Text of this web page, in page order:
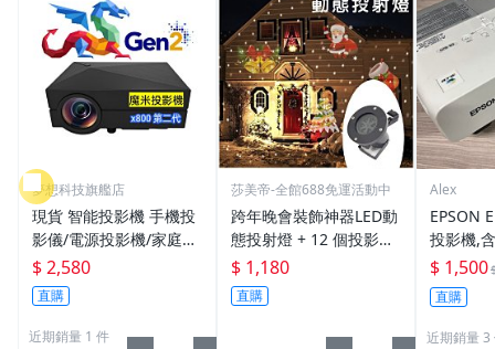
夢想科技旗艦店
現貨 智能投影機 手機投
影儀/電源投影機/家庭娛
樂/放大鏡/免安裝投影
器/微型投影
$ 2,580
直購
近期銷量 1 件
莎美帝-全館688免運活動中
跨年晚會裝飾神器LED動
態投射燈 + 12 個投影片
~天體投射燈投影燈必備
婚慶裝飾燈尾牙表演春酒
造景燈氣氛燈【pp38】
$ 1,180
直購
Alex
EPSON
投影機,
$ 1,500
直購
近期銷量 3